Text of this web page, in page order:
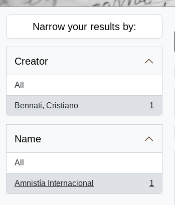
Narrow your results by:
Creator
All
Bennati, Cristiano
, 1 results
1
Name
All
Amnistía Internacional
, 1 results
1